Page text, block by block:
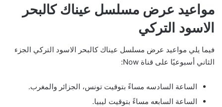
مواعيد عرض مسلسل عيناك كالبحر
الاسود التركي
فيما يلي مواعيد عرض مسلسل عيناك كالبحر الاسود التركي الجزء
الثاني أسبوعيًا على قناة Now:
الساعة السادسه مساءً بتوقيت تونس، الجزائر والمغرب.
الساعة السابعه مساءً بتوقيت ليبيا.